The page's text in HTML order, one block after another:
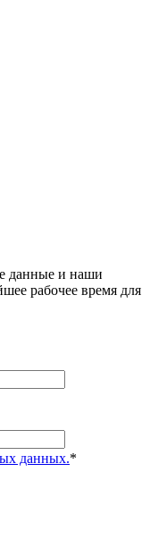
данные и наши
рабочее время для
данных.*